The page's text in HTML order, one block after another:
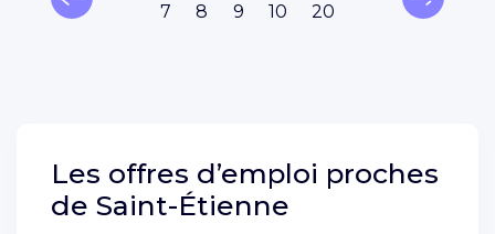
7 8 9 10 20
Les offres d’emploi proches
de Saint-Étienne